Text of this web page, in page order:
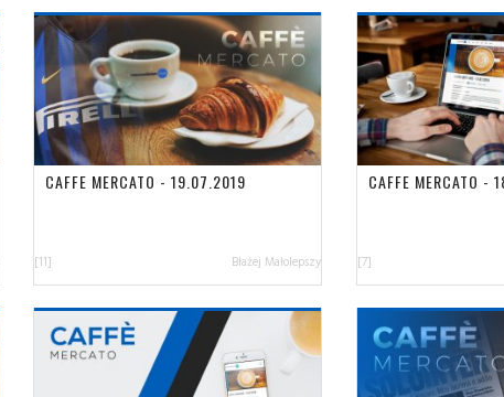
CAFFE MERCATO - 19.07.2019
[11] Błażej Małolepszy
CAFFE MERCATO -
[7]